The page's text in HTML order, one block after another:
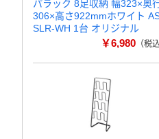
パラック 8足収納 幅323×奥
306×高さ922mmホワイト
SLR-WH 1台 オリジナル
￥6,980 （税